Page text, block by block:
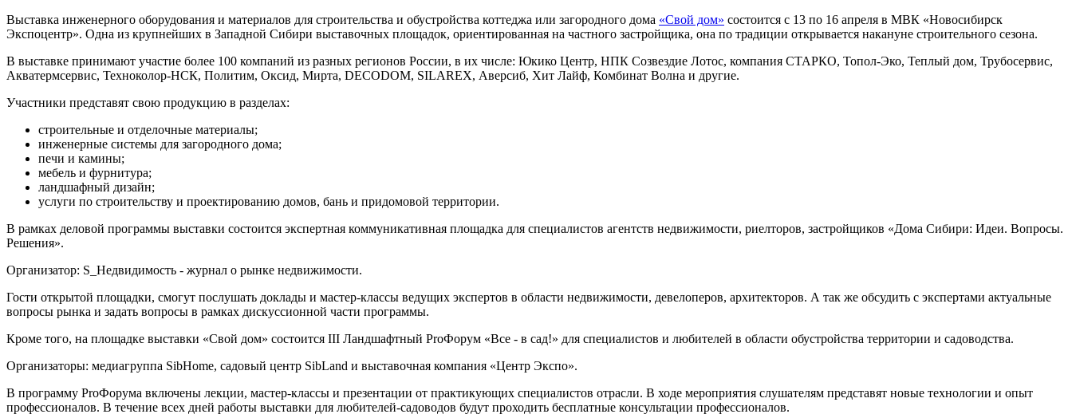
Выставка инженерного оборудования и материалов для строительства и обустройства коттеджа или загородного дома «Свой дом» состоится с 13 по 16 апреля в МВК «Новосибирск
Экспоцентр». Одна из крупнейших в Западной Сибири выставочных площадок, ориентированная на частного застройщика, она по традиции открывается накануне строительного сезона.
В выставке принимают участие более 100 компаний из разных регионов России, в их числе: Юкико Центр, НПК Созвездие Лотос, компания СТАРКО, Топол-Эко, Теплый дом, Трубосервис,
Акватермсервис, Техноколор-НСК, Политим, Оксид, Мирта, DECODOM, SILAREX, Аверсиб, Хит Лайф, Комбинат Волна и другие.
Участники представят свою продукцию в разделах:
строительные и отделочные материалы;
инженерные системы для загородного дома;
печи и камины;
мебель и фурнитура;
ландшафный дизайн;
услуги по строительству и проектированию домов, бань и придомовой территории.
В рамках деловой программы выставки состоится экспертная коммуникативная площадка для специалистов агентств недвижимости, риелторов, застройщиков «Дома Сибири: Идеи. Вопросы.
Решения».
Организатор: S_Недвидимость - журнал о рынке недвижимости.
Гости открытой площадки, смогут послушать доклады и мастер-классы ведущих экспертов в области недвижимости, девелоперов, архитекторов. А так же обсудить с экспертами актуальные
вопросы рынка и задать вопросы в рамках дискуссионной части программы.
Кроме того, на площадке выставки «Свой дом» состоится III Ландшафтный ProФорум «Все - в сад!» для специалистов и любителей в области обустройства территории и садоводства.
Организаторы: медиагруппа SibHome, садовый центр SibLand и выставочная компания «Центр Экспо».
В программу ProФорума включены лекции, мастер-классы и презентации от практикующих специалистов отрасли. В ходе мероприятия слушателям представят новые технологии и опыт
профессионалов. В течение всех дней работы выставки для любителей-садоводов будут проходить бесплатные консультации профессионалов.